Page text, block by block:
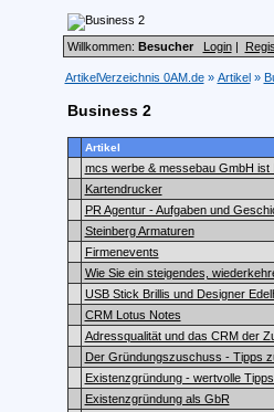
Willkommen: Besucher Login|
ArtikelVerzeichnis 0AM.de» Artikel»
Business 2
Artikel
mcs werbe & messebau GmbH
Kartendrucker
PR Agentur - Aufgaben und
Steinberg Armaturen
Firmenevents
Wie Sie ein steigendes,
USB Stick Brillis und Designer
CRM Lotus Notes
Adressqualität und das CRM der
Der Gründungszuschuss - Tipps
Existenzgründung - wertvolle
Existenzgründung als GbR